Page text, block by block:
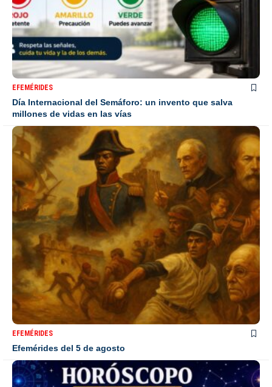
EFEMÉRIDES
Día Internacional del Semáforo: un invento que salva
millones de vidas en las vías
EFEMÉRIDES
Efemérides del 5 de agosto